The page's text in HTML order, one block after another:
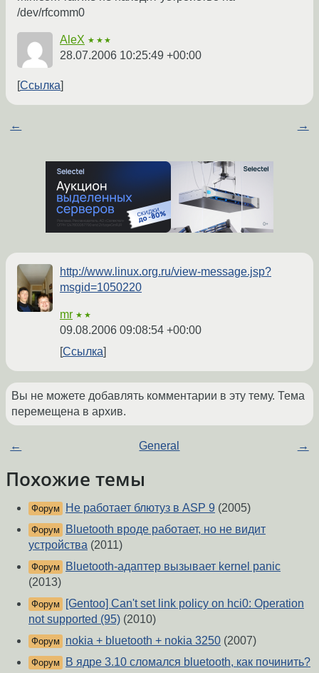
/dev/rfcomm0
AleX ★★★
28.07.2006 10:25:49 +00:00
Ссылка
← →
http://www.linux.org.ru/view-message.jsp?
msgid=1050220
mr ★★
09.08.2006 09:08:54 +00:00
Ссылка
Вы не можете добавлять комментарии в эту тему. Тема
перемещена в архив.
← General →
Похожие темы
Форум Не работает блютуз в ASP 9 (2005)
Форум
Bluetooth вроде работает, но не видит
устройства (2011)
Форум
Bluetooth-адаптер вызывает kernel panic
(2013)
Форум
[Gentoo] Can't set link policy on hci0: Operation
not supported (95) (2010)
Форум nokia + bluetooth + nokia 3250 (2007)
Форум
В ядре 3.10 сломался bluetooth, как починить?